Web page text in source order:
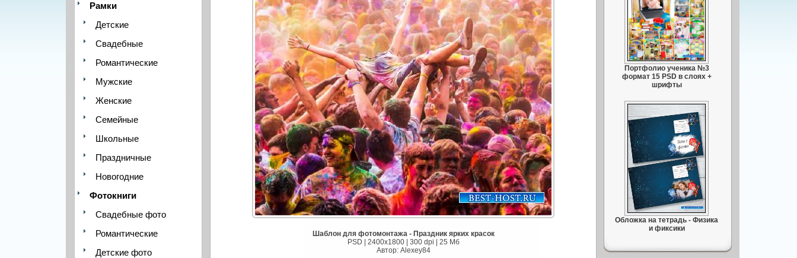
Рамки
Детские
Свадебные
Романтические
Мужские
Женские
Семейные
Школьные
Праздничные
Новогодние
Фотокниги
Свадебные фото
Романтические
Детские фото
Шаблон для фотомонтажа - Праздник ярких красок
PSD | 2400x1800 | 300 dpi | 25 Мб
Автор: Alexey84
Портфолио ученика №3
формат 15 PSD в слоях +
шрифты
Обложка на тетрадь - Физика
и фиксики